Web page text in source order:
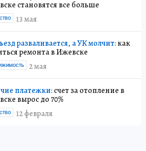
становятся все больше
13 мая
разваливается, а УК молчит:как
ремонта в Ижевске
2 мая
платежки:счет за отопление в
вырос до 70%
12 февраля